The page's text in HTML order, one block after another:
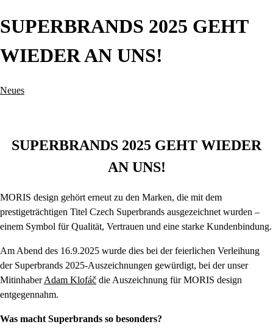
SUPERBRANDS 2025 GEHT
WIEDER AN UNS!
Neues
SUPERBRANDS 2025 GEHT WIEDER
AN UNS!
MORIS design gehört erneut zu den Marken, die mit dem
prestigeträchtigen Titel Czech Superbrands ausgezeichnet wurden –
einem Symbol für Qualität, Vertrauen und eine starke Kundenbindung.
Am Abend des 16.9.2025 wurde dies bei der feierlichen Verleihung
der Superbrands 2025-Auszeichnungen gewürdigt, bei der unser
MitinhaberAdam Klofáč die Auszeichnung für MORIS design
entgegennahm.
Was macht Superbrands so besonders?